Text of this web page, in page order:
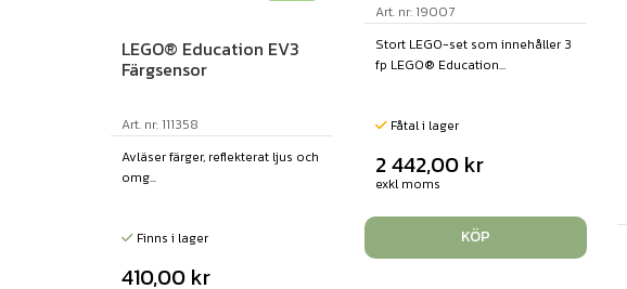
LEGO® Education EV3
Färgsensor
Art. nr: 111358
Avläser färger, reflekterat ljus och
omg...
Finns i lager
410,00 kr
Art. nr: 19007
Stort LEGO-set som innehåller 3
fp LEGO® Education...
Fåtal i lager
2 442,00 kr
exkl moms
KÖP